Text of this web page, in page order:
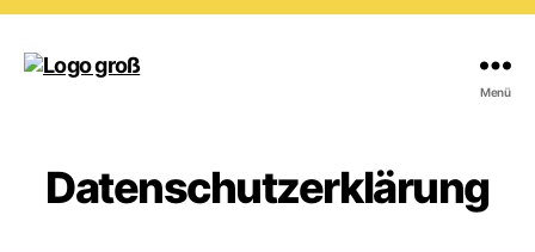
Schule
e.V.
Menü
Datenschutzerklärung